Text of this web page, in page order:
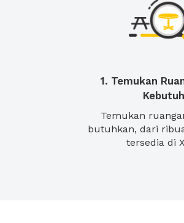
1. Temukan
Temukan
butuhkan, dari
tersedia di